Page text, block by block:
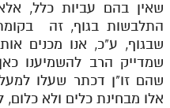
שאין בהם עביות כלל,
התלבשות בגוף, זה
שבגוף, ע"כ, אנו מכנים
שמדייק הרב להשמיענו
שהם זו"ן דכתר שעלו
אלו מבחינת כלים ולא כלום,